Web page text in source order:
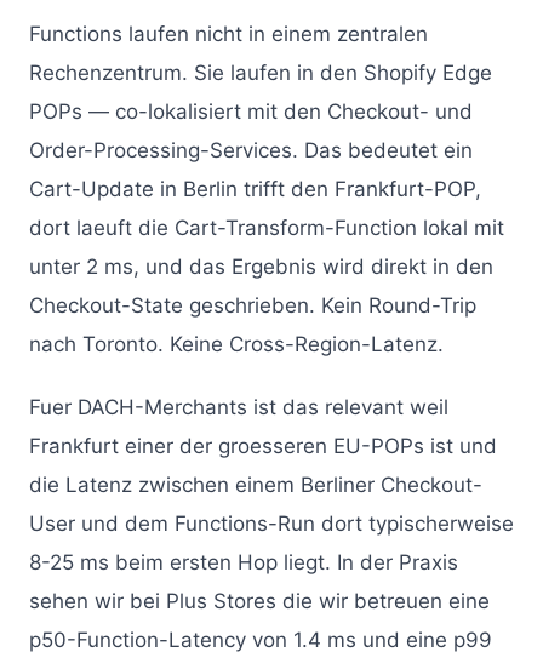
Functions laufen nicht in einem zentralen
Rechenzentrum. Sie laufen in den Shopify Edge
POPs — co-lokalisiert mit den Checkout- und
Order-Processing-Services. Das bedeutet ein
Cart-Update in Berlin trifft den Frankfurt-POP,
dort laeuft die Cart-Transform-Function lokal mit
unter 2 ms, und das Ergebnis wird direkt in den
Checkout-State geschrieben. Kein Round-Trip
nach Toronto. Keine Cross-Region-Latenz.
Fuer DACH-Merchants ist das relevant weil
Frankfurt einer der groesseren EU-POPs ist und
die Latenz zwischen einem Berliner Checkout-
User und dem Functions-Run dort typischerweise
8-25 ms beim ersten Hop liegt. In der Praxis
sehen wir bei Plus Stores die wir betreuen eine
p50-Function-Latency von 1.4 ms und eine p99